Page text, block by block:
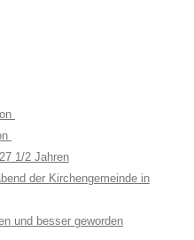
1/2 Jahren
der Kirchengemeinde in
und besser geworden